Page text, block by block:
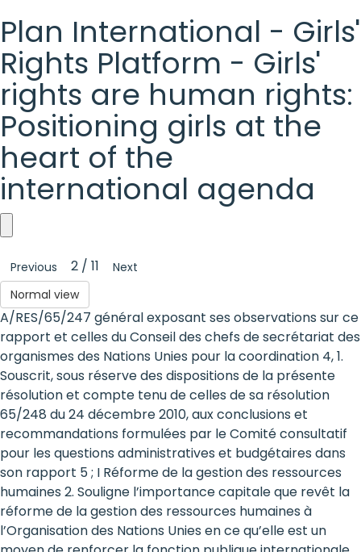
Plan International - Girls'
Rights Platform - Girls'
rights are human rights:
Positioning girls at the
heart of the
international agenda
Plan
International
-
Girls'
Rights
Platform
-
Girls'
rights
are
Previous 2 / 11
Next
Normal view
A/RES/65/247 général exposant ses observations sur ce
rapport et celles du Conseil des chefs de secrétariat des
organismes des Nations Unies pour la coordination 4, 1.
Souscrit, sous réserve des dispositions de la présente
résolution et compte tenu de celles de sa résolution
65/248 du 24 décembre 2010, aux conclusions et
recommandations formulées par le Comité consultatif
pour les questions administratives et budgétaires dans
son rapport 5 ; I Réforme de la gestion des ressources
humaines 2. Souligne l’importance capitale que revêt la
réforme de la gestion des ressources humaines à
l’Organisation des Nations Unies en ce qu’elle est un